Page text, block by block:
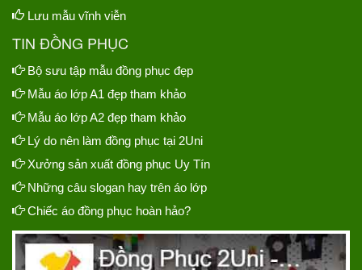
Lưu mẫu vĩnh viễn
TIN ĐỒNG PHỤC
Bộ sưu tập mẫu đồng phục đẹp
Mẫu áo lớp A1 đẹp tham khảo
Mẫu áo lớp A2 đẹp tham khảo
Lý do nên làm đồng phục tại 2Uni
Xưởng sản xuất đồng phục Uy Tín
Những câu slogan hay trên áo lớp
Chiếc áo đồng phục hoàn hảo?